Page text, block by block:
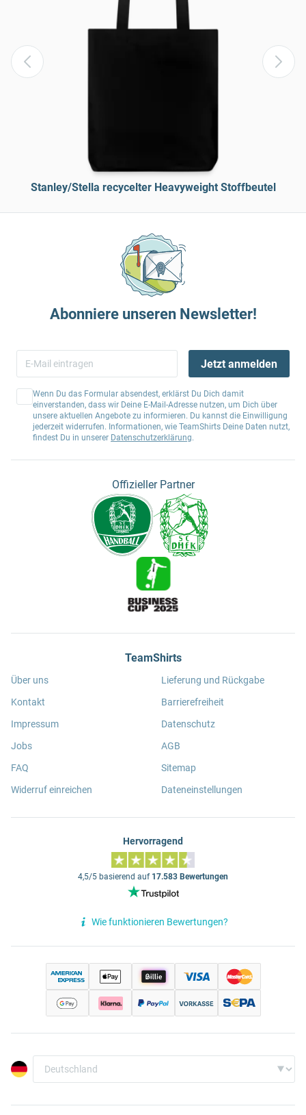
Stanley/Stella recycelter Heavyweight Stoffbeutel
Abonniere unseren Newsletter!
Jetzt anmelden
Wenn Du das Formular absendest, erklärst Du Dich damit
einverstanden, dass wir Deine E-Mail-Adresse nutzen, um Dich über
unsere aktuellen Angebote zu informieren. Du kannst die Einwilligung
jederzeit widerrufen. Informationen, wie TeamShirts Deine Daten nutzt,
findest Du in unserer Datenschutzerklärung.
Offizieller Partner
TeamShirts
Über uns
Kontakt
Impressum
Jobs
FAQ
Widerruf einreichen
Lieferung und Rückgabe
Barrierefreiheit
Datenschutz
AGB
Sitemap
Dateneinstellungen
Hervorragend
4,5/5 basierend auf 17.583 Bewertungen
Wie funktionieren Bewertungen?